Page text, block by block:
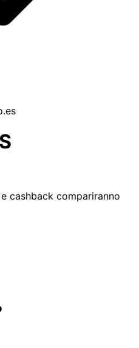
cashback compariranno